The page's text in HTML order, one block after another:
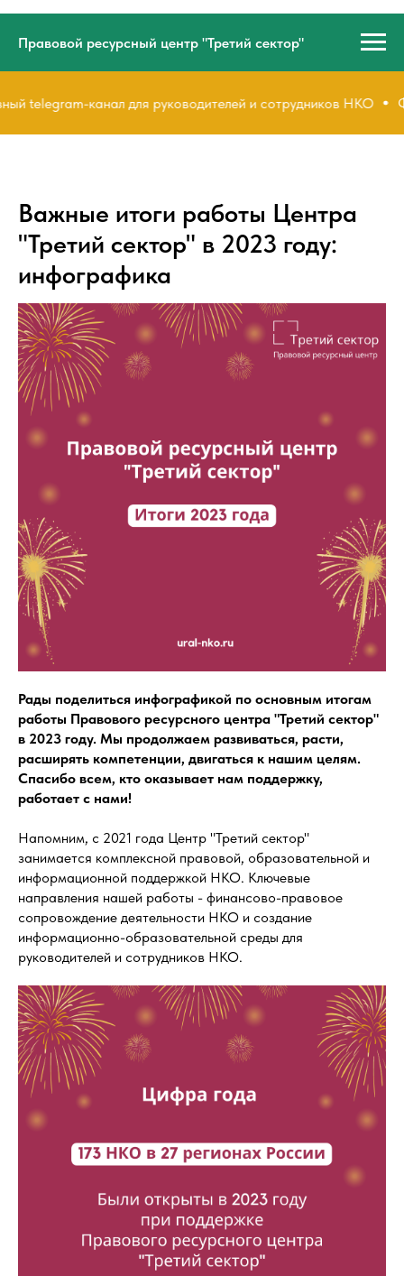
Правовой ресурсный центр "Третий сектор"
канал для руководителей и сотрудников НКО
Важные итоги работы Центра
"Третий сектор" в 2023 году:
инфографика
Рады поделиться инфографикой по основным итогам
работы Правового ресурсного центра "Третий сектор"
в 2023 году. Мы продолжаем развиваться, расти,
расширять компетенции, двигаться к нашим целям.
Спасибо всем, кто оказывает нам поддержку,
работает с нами!
Напомним, с 2021 года Центр "Третий сектор"
занимается комплексной правовой, образовательной и
информационной поддержкой НКО. Ключевые
направления нашей работы - финансово-правовое
сопровождение деятельности НКО и создание
информационно-образовательной среды для
руководителей и сотрудников НКО.